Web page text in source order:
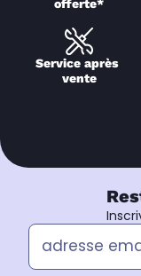
offerte*
Service après
vente